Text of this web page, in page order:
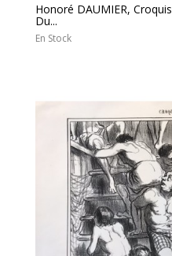
Honoré DAUMIER, Croquis
Du...
En Stock